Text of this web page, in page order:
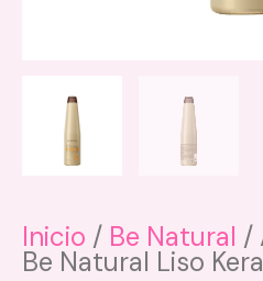
Inicio / Be Natural /
Be Natural Liso